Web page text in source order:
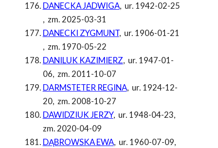
DANECKA JADWIGA, ur. 1942-02-25
, zm. 2025-03-31
DANECKI ZYGMUNT, ur. 1906-01-21
, zm. 1970-05-22
DANILUK KAZIMIERZ, ur. 1947-01-
06, zm. 2011-10-07
DARMSTETER REGINA, ur. 1924-12-
20, zm. 2008-10-27
DAWIDZIUK JERZY, ur. 1948-04-23,
zm. 2020-04-09
DĄBROWSKA EWA, ur. 1960-07-09,